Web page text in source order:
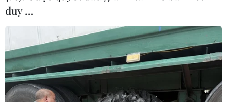
Mỹ: Thẩm phán bác yêu cầu của ông
Trump trong vụ cất giữ trái phép tài liệu
mật
15/03/2024 10:03
Theo các luật sư, ông Trump không thừa nhận tội danh
duy …